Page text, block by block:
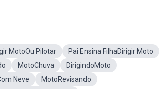
MotoOu Pilotar
Pai Ensina FilhaDirigir Moto
MotoChuva
DirigindoMoto
Neve
MotoRevisando